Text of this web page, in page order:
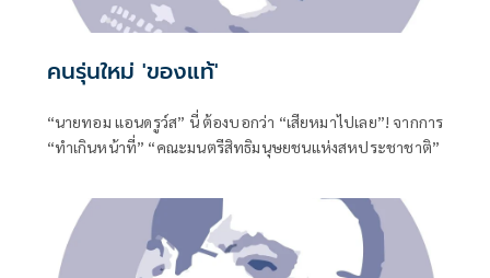
คนรุ่นใหม่ 'ของแท้'
“นายทอม แอนดรูว์ส” นี่ ต้องบอกว่า “เสียหมาไปเลย”! จากการ
“ทำเกินหน้าที่” “คณะมนตรีสิทธิมนุษยชนแห่งสหประชาชาติ”